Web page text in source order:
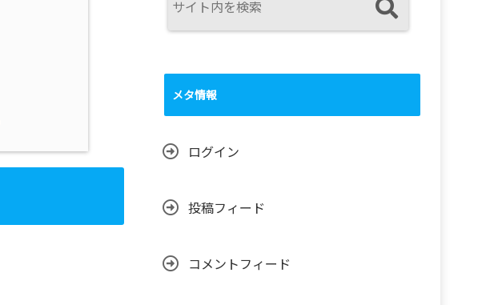
メタ情報
ログイン
投稿フィード
コメントフィード